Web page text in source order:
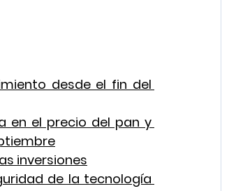
desde el fin del
en el precio del pan y
inversiones
de la tecnología